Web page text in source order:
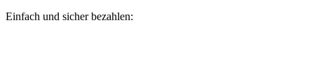
Einfach und sicher bezahlen: